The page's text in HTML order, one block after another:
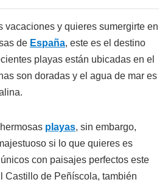
vacaciones y quieres sumergirte en
de España, este es el destino
playas están ubicadas en el
son doradas y el agua de mar es
playas, sin embargo,
si lo que quieres es
con paisajes perfectos este
Castillo de Peñíscola, también